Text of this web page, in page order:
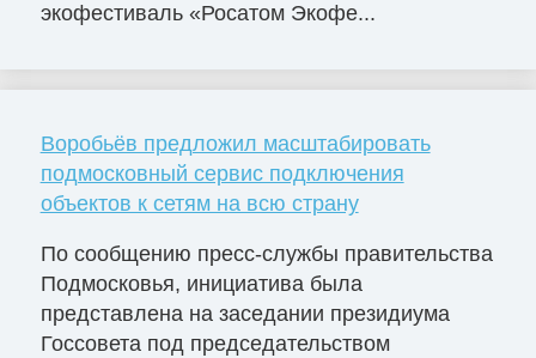
экофестиваль «Росатом Экофе...
Воробьёв предложил масштабировать
подмосковный сервис подключения
объектов к сетям на всю страну
По сообщению пресс-службы правительства
Подмосковья, инициатива была
представлена на заседании президиума
Госсовета под председательством